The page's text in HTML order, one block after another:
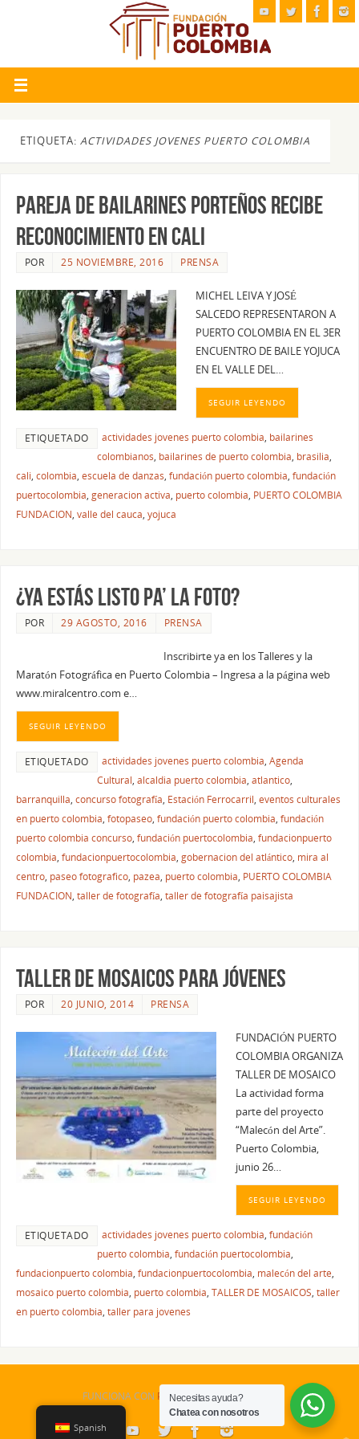
ETIQUETA: ACTIVIDADES JOVENES PUERTO COLOMBIA
PAREJA DE BAILARINES PORTEÑOS RECIBE
RECONOCIMIENTO EN CALI
POR 25 NOVIEMBRE, 2016 PRENSA
MICHEL LEIVA Y JOSÉ
SALCEDO REPRESENTARON A
PUERTO COLOMBIA EN EL 3ER
ENCUENTRO DE BAILE YOJUCA
EN EL VALLE DEL…
SEGUIR LEYENDO
ETIQUETADO actividades jovenes puerto colombia, bailarines
colombianos, bailarines de puerto colombia, brasilia,
cali, colombia, escuela de danzas, fundación puerto colombia, fundación
puertocolombia, generacion activa, puerto colombia, PUERTO COLOMBIA
FUNDACION, valle del cauca, yojuca
¿Ya estás listo pa’ la foto?
POR 29 AGOSTO, 2016 PRENSA
Inscribirte ya en los Talleres y la
Maratón Fotográfica en Puerto Colombia – Ingresa a la página web
www.miralcentro.com e…
SEGUIR LEYENDO
ETIQUETADO actividades jovenes puerto colombia, Agenda
Cultural, alcaldia puerto colombia, atlantico,
barranquilla, concurso fotografía, Estación Ferrocarril, eventos culturales
en puerto colombia, fotopaseo, fundación puerto colombia, fundación
puerto colombia concurso, fundación puertocolombia, fundacionpuerto
colombia, fundacionpuertocolombia, gobernacion del atlántico, mira al
centro, paseo fotografico, pazea, puerto colombia, PUERTO COLOMBIA
FUNDACION, taller de fotografía, taller de fotografía paisajista
TALLER DE MOSAICOS PARA JÓVENES
POR 20 JUNIO, 2014 PRENSA
FUNDACIÓN PUERTO
COLOMBIA ORGANIZA
TALLER DE MOSAICO
La actividad forma
parte del proyecto
“Malecón del Arte”.
Puerto Colombia,
junio 26…
SEGUIR LEYENDO
ETIQUETADO actividades jovenes puerto colombia, fundación
puerto colombia, fundación puertocolombia,
fundacionpuerto colombia, fundacionpuertocolombia, malecón del arte,
mosaico puerto colombia, puerto colombia, TALLER DE MOSAICOS, taller
en puerto colombia, taller para jovenes
FUNCIONA CON PARABOLA&WORDPRESS.
Spanish
Necesitas ayuda?
Chatea con nosotros